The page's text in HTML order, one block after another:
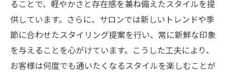
ることで、軽やかさと存在感を兼ね備えたスタイルを提
供しています。さらに、サロンでは新しいトレンドや季
節に合わせたスタイリング提案を行い、常に新鮮な印象
を与えることを心がけています。こうした工夫により、
お客様は何度でも通いたくなるスタイルを楽しむことが